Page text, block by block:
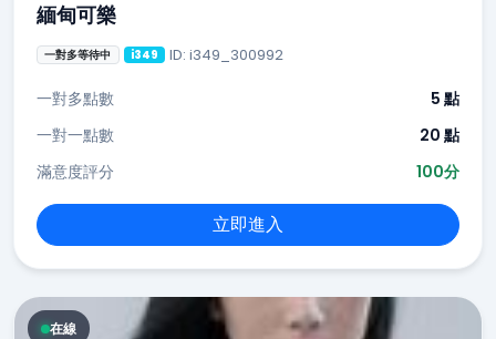
緬甸可樂
一對多等待中 i349 ID: i349_300992
一對多點數
5 點
一對一點數
20 點
滿意度評分
100分
立即進入
在線